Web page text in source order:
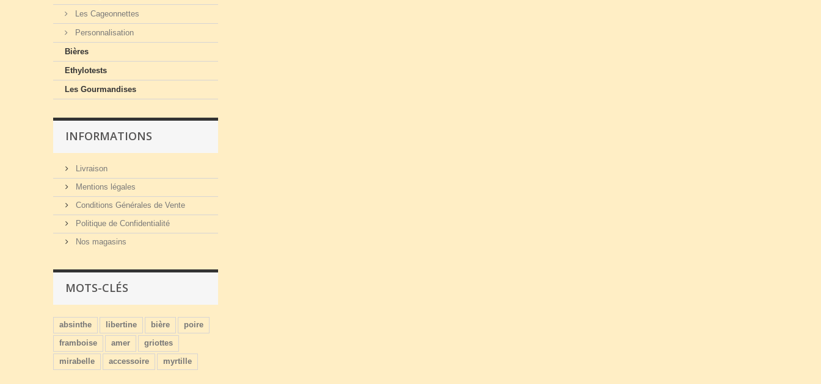
Les Cageonnettes
Personnalisation
Bières
Ethylotests
Les Gourmandises
INFORMATIONS
Livraison
Mentions légales
Conditions Générales de Vente
Politique de Confidentialité
Nos magasins
MOTS-CLÉS
absinthe libertine bière
poire
framboise
amer
griottes
mirabelle
accessoire myrtille